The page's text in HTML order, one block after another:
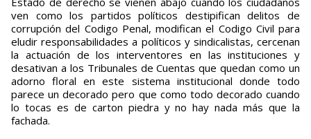
ven como los partidos políticos destipifican delitos de
corrupción del Codigo Penal, modifican el Codigo Civil para
eludir responsabilidades a políticos y sindicalistas, cercenan
la actuación de los interventores en las instituciones y
desativan a los Tribunales de Cuentas que quedan como un
adorno floral en este sistema institucional donde todo
parece un decorado pero que como todo decorado cuando
lo tocas es de carton piedra y no hay nada más que la
fachada.